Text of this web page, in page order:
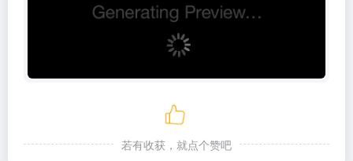
若有收获，就点个赞吧